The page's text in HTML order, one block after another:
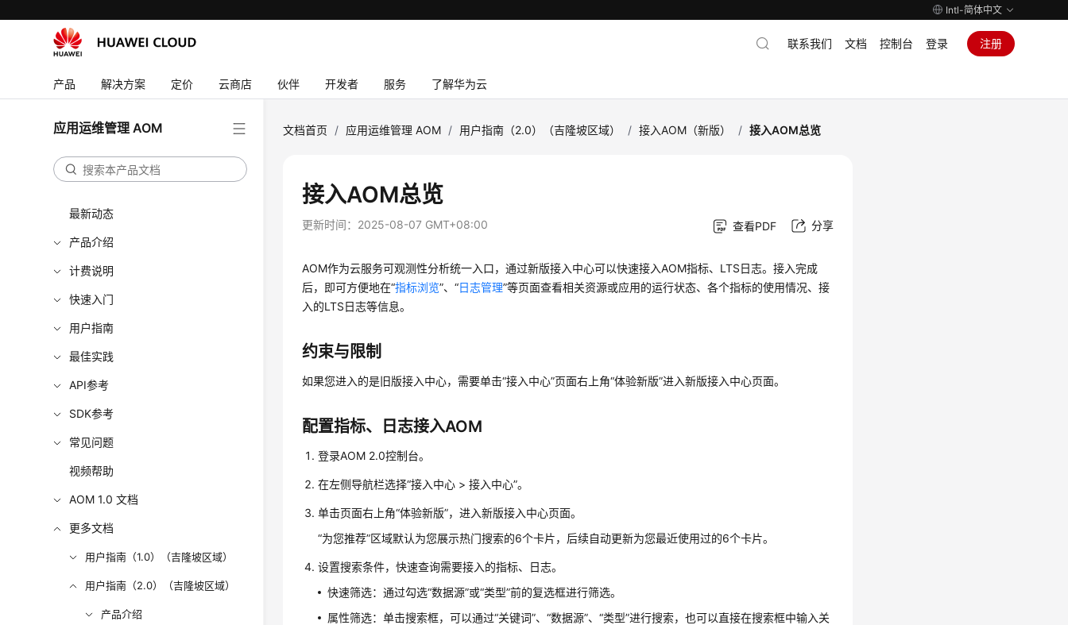
Intl-简体中文
产品 解决方案 定价 云商店 伙伴 开发者 服务 了解华为云
联系我们 文档 控制台 登录 注册
应用运维管理 AOM
最新动态
产品介绍
计费说明
快速入门
用户指南
最佳实践
API参考
SDK参考
常见问题
视频帮助
AOM 1.0 文档
更多文档
用户指南（1.0）（吉隆坡区域）
用户指南（2.0）（吉隆坡区域）
产品介绍
文档首页 / 应用运维管理 AOM / 用户指南（2.0）（吉隆坡区域） / 接入AOM（新版） / 接入AOM总览
接入AOM总览
更新时间： 2025-08-07 GMT+08:00 查看PDF 分享
AOM作为云服务可观测性分析统一入口，通过新版接入中心可以快速接入AOM指标、LTS日志。接入完成
后，即可方便地在“指标浏览”、“日志管理”等页面查看相关资源或应用的运行状态、各个指标的使用情况、接
入的LTS日志等信息。
约束与限制
如果您进入的是旧版接入中心，需要单击“接入中心”页面右上角“体验新版”进入新版接入中心页面。
配置指标、日志接入AOM
登录AOM 2.0控制台。
在左侧导航栏选择“接入中心 > 接入中心”。
单击页面右上角“体验新版”，进入新版接入中心页面。
“为您推荐”区域默认为您展示热门搜索的6个卡片，后续自动更新为您最近使用过的6个卡片。
设置搜索条件，快速查询需要接入的指标、日志。
快速筛选：通过勾选“数据源”或“类型”前的复选框进行筛选。
属性筛选：单击搜索框，可以通过“关键词”、“数据源”、“类型”进行搜索，也可以直接在搜索框中输入关